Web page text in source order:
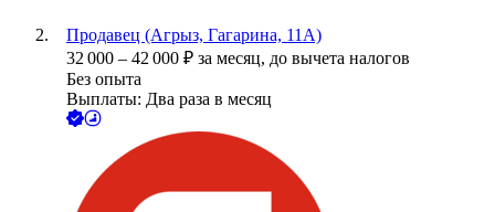
Продавец (Агрыз, Гагарина, 11А)
32 000 – 42 000 ₽ за месяц, до вычета налогов
Без опыта
Выплаты: Два раза в месяц